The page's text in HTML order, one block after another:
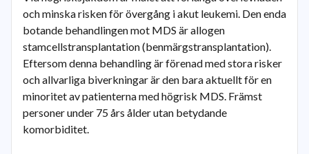
och minska risken för övergång i akut leukemi. Den enda
botande behandlingen mot MDS är allogen
stamcellstransplantation (benmärgstransplantation).
Eftersom denna behandling är förenad med stora risker
och allvarliga biverkningar är den bara aktuellt för en
minoritet av patienterna med högrisk MDS. Främst
personer under 75 års ålder utan betydande
komorbiditet.